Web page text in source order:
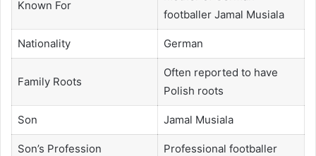
Known For
footballer Jamal Musiala
Nationality German
Family Roots
Often reported to have
Polish roots
Son Jamal Musiala
Son’s Profession Professional footballer